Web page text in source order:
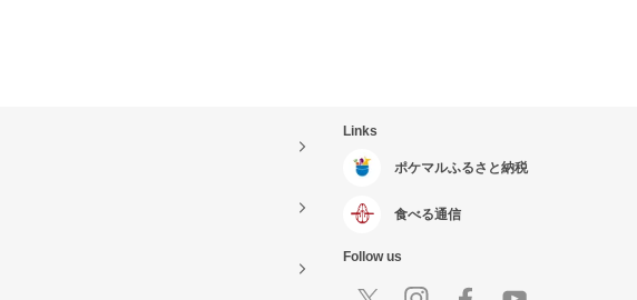
Links
ポケマルふるさと納税
食べる通信
Follow us